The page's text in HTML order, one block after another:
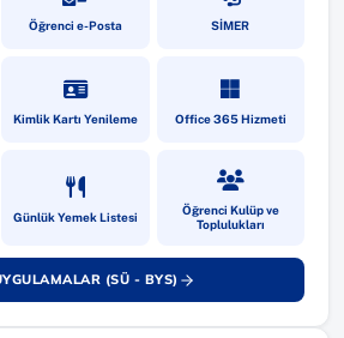
açılır)
Öğrenci e-Posta(yeni sekmede açılır)SİMER(yeni sekmede
açılır)
Kimlik Kartı Yenileme(yeni sekmede açılır)Office 365 Hizmeti
(yeni sekmede
açılır)
Günlük Yemek Listesi(yeni sekmede açılır)Öğrenci Kulüp ve
Toplulukları
(yeni sekmede
(SÜ - BYS)
(yeni sekmede açılır)